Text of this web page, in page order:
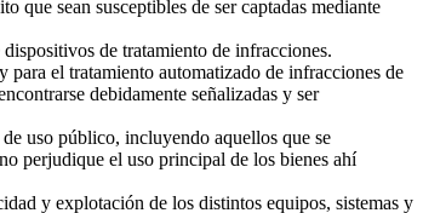
que sean susceptibles de ser captadas mediante
de tratamiento de infracciones.
el tratamiento automatizado de infracciones de
debidamente señalizadas y ser
uso público, incluyendo aquellos que se
perjudique el uso principal de los bienes ahí
y explotación de los distintos equipos, sistemas y